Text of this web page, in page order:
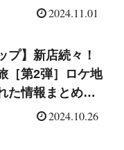
ケ地や紹介され
2024.11.01
プ】新店続々！
［第2弾］ロケ地
た情報まとめ
2024.10.26